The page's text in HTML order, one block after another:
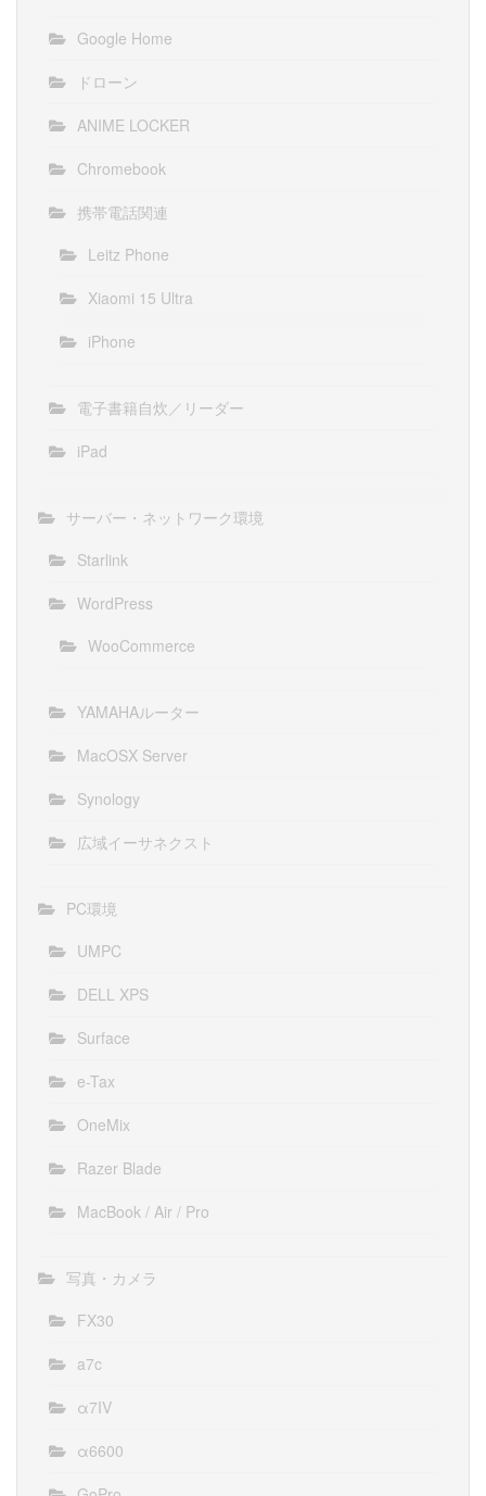
Google Home
ドローン
ANIME LOCKER
Chromebook
携帯電話関連
Leitz Phone
Xiaomi 15 Ultra
iPhone
電子書籍自炊／リーダー
iPad
サーバー・ネットワーク環境
Starlink
WordPress
WooCommerce
YAMAHAルーター
MacOSX Server
Synology
広域イーサネクスト
PC環境
UMPC
DELL XPS
Surface
e-Tax
OneMix
Razer Blade
MacBook / Air / Pro
写真・カメラ
FX30
a7c
α7IV
α6600